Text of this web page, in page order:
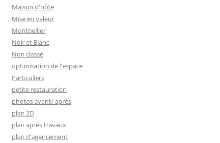
Maison d'hôte
Mise en valeur
Montpellier
Noir et Blanc
Non classé
optimisation de l'espace
Particuliers
petite restauration
photos avant/ après
plan 2D
plan après travaux
plan d'agencement